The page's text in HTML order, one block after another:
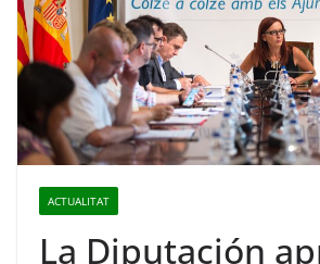
ACTUALITAT
La Diputación